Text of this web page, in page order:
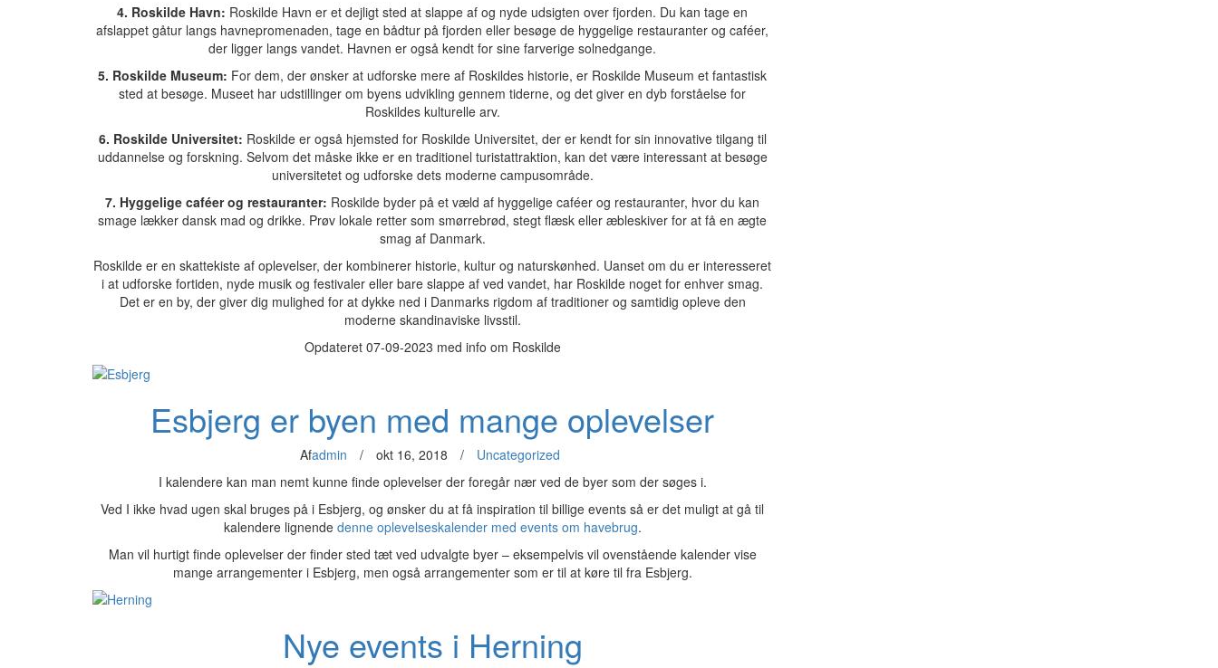
4. Roskilde Havn: Roskilde Havn er et dejligt sted at slappe af og nyde udsigten over fjorden. Du kan tage en
afslappet gåtur langs havnepromenaden, tage en bådtur på fjorden eller besøge de hyggelige restauranter og caféer,
der ligger langs vandet. Havnen er også kendt for sine farverige solnedgange.
5. Roskilde Museum: For dem, der ønsker at udforske mere af Roskildes historie, er Roskilde Museum et fantastisk
sted at besøge. Museet har udstillinger om byens udvikling gennem tiderne, og det giver en dyb forståelse for
Roskildes kulturelle arv.
6. Roskilde Universitet: Roskilde er også hjemsted for Roskilde Universitet, der er kendt for sin innovative tilgang til
uddannelse og forskning. Selvom det måske ikke er en traditionel turistattraktion, kan det være interessant at besøge
universitetet og udforske dets moderne campusområde.
7. Hyggelige caféer og restauranter: Roskilde byder på et væld af hyggelige caféer og restauranter, hvor du kan
smage lækker dansk mad og drikke. Prøv lokale retter som smørrebrød, stegt flæsk eller æbleskiver for at få en ægte
smag af Danmark.
Roskilde er en skattekiste af oplevelser, der kombinerer historie, kultur og naturskønhed. Uanset om du er interesseret
i at udforske fortiden, nyde musik og festivaler eller bare slappe af ved vandet, har Roskilde noget for enhver smag.
Det er en by, der giver dig mulighed for at dykke ned i Danmarks rigdom af traditioner og samtidig opleve den
moderne skandinaviske livsstil.
Opdateret 07-09-2023 med info om Roskilde
Esbjerg er byen med mange oplevelser
Afadmin / okt 16, 2018 /
Uncategorized
I kalendere kan man nemt kunne finde oplevelser der foregår nær ved de byer som der søges i.
Ved I ikke hvad ugen skal bruges på i Esbjerg, og ønsker du at få inspiration til billige events så er det muligt at gå til
kalendere lignende denne oplevelseskalender med events om havebrug.
Man vil hurtigt finde oplevelser der finder sted tæt ved udvalgte byer – eksempelvis vil ovenstående kalender vise
mange arrangementer i Esbjerg, men også arrangementer som er til at køre til fra Esbjerg.
Nye events i Herning